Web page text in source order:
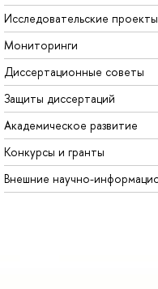
Исследовательские проекты
Мониторинги
Диссертационные советы
Защиты диссертаций
Академическое развитие
Конкурсы и гранты
Внешние научно-